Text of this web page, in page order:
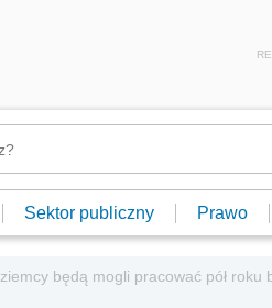
Sektor publiczny Prawo
będą mogli pracować pół roku